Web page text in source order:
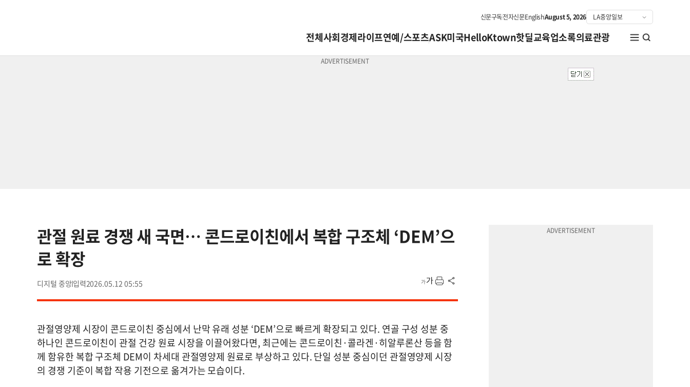
신문구독전자신문EnglishAugust 5, 2026
전체사회경제라이프연예/스포츠ASK미국HelloKtown핫딜교육업소록의료관광
관절 원료 경쟁 새 국면… 콘드로이친에서 복합 구조체 ‘DEM’으
로 확장
디지털 중앙 2026.05.12 05:55
관절영양제 시장이 콘드로이친 중심에서 난막 유래 성분 ‘DEM’으로 빠르게 확장되고 있다. 연골 구성 성분 중
하나인 콘드로이친이 관절 건강 원료 시장을 이끌어왔다면, 최근에는 콘드로이친·콜라겐·히알루론산 등을 함
께 함유한 복합 구조체 DEM이 차세대 관절영양제 원료로 부상하고 있다. 단일 성분 중심이던 관절영양제 시장
의 경쟁 기준이 복합 작용 기전으로 옮겨가는 모습이다.